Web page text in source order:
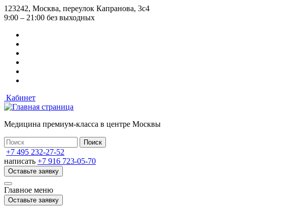
Перейти
к
содержанию
123242, Москва, переулок Капранова, 3с4
9:00 – 21:00 без выходных
Кабинет
Медицина премиум-класса в центре Москвы
+7 495 232-27-52
написать +7 916 723-05-70
Оставьте заявку
Главное меню
Оставьте заявку